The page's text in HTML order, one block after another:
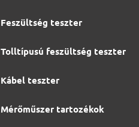
Feszültség teszter
Tolltípusú feszültség teszter
Kábel teszter
Mérőműszer tartozékok